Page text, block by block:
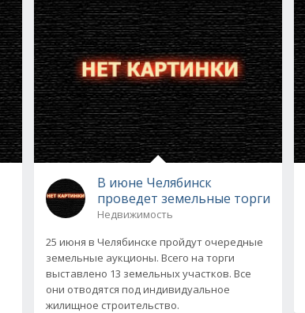
В июне Челябинск
проведет земельные торги
Недвижимость
25 июня в Челябинске пройдут очередные
земельные аукционы. Всего на торги
выставлено 13 земельных участков. Все
они отводятся под индивидуальное
жилищное строительство.